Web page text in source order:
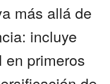
más allá de
incluye
en primeros